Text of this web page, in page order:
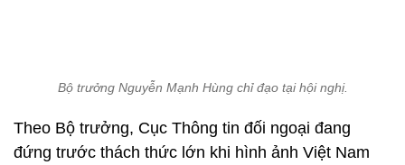
Bộ trưởng Nguyễn Mạnh Hùng chỉ đạo tại hội nghị.
Theo Bộ trưởng, Cục Thông tin đối ngoại đang
đứng trước thách thức lớn khi hình ảnh Việt Nam